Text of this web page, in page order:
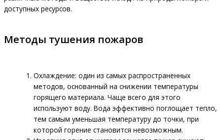
доступных ресурсов.
Методы тушения пожаров
Охлаждение: один из самых распространенных
методов, основанный на снижении температуры
горящего материала. Чаще всего для этого
используют воду. Вода эффективно поглощает тепло,
тем самым уменьшая температуру до точки, при
которой горение становится невозможным.